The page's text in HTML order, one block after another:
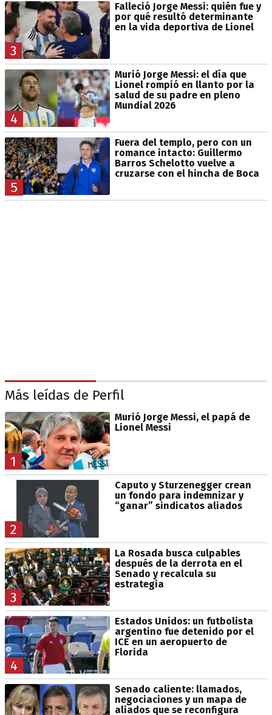
3
Falleció Jorge Messi: quién fue y
por qué resultó determinante
en la vida deportiva de Lionel
4
Murió Jorge Messi: el día que
Lionel rompió en llanto por la
salud de su padre en pleno
Mundial 2026
5
Fuera del templo, pero con un
romance intacto: Guillermo
Barros Schelotto vuelve a
cruzarse con el hincha de Boca
Más leídas de Perfil
1
Murió Jorge Messi, el papá de
Lionel Messi
2
Caputo y Sturzenegger crean
un fondo para indemnizar y
“ganar” sindicatos aliados
3
La Rosada busca culpables
después de la derrota en el
Senado y recalcula su
estrategia
4
Estados Unidos: un futbolista
argentino fue detenido por el
ICE en un aeropuerto de
Florida
Senado caliente: llamados,
negociaciones y un mapa de
aliados que se reconfigura